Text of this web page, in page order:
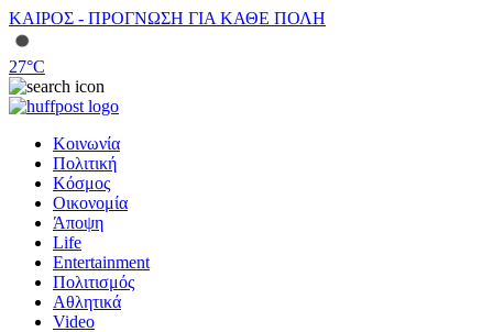
ΚΑΙΡΟΣ - ΠΡΟΓΝΩΣΗ ΓΙΑ ΚΑΘΕ ΠΟΛΗ
27°C
Κοινωνία
Πολιτική
Κόσμος
Οικονομία
Άποψη
Life
Entertainment
Πολιτισμός
Αθλητικά
Video